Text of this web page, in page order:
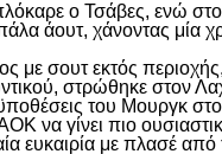
ο Τσάβες, ενώ στο
άουτ, χάνοντας
με σουτ εκτός
στρώθηκε στον
του Μουργκ
να γίνει πιο
ευκαιρία με πλασέ από